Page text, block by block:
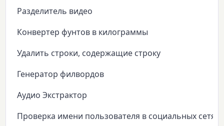
Разделитель видео
Конвертер фунтов в килограммы
Удалить строки, содержащие строку
Генератор филвордов
Аудио Экстрактор
Проверка имени пользователя в социальных сетях